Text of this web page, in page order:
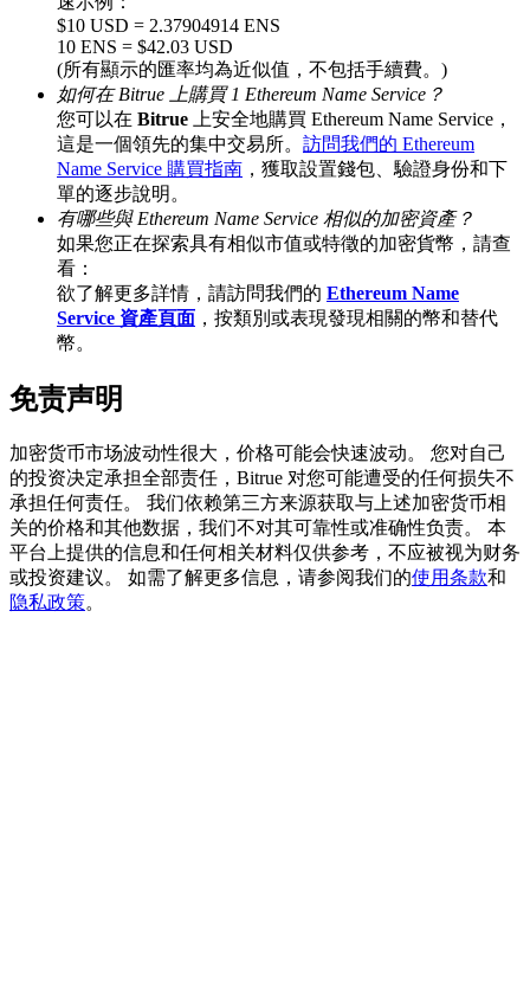
BTC 專享獎勵
充值並交易BTC瓜分 25,000 USDT 獎池！
充值CASHCAT & 赢取
瓜分 500000 CASHCAT 獎池
BitMart 用戶遷移專享
註冊&交易贏 500,000 USDT
貴金屬財富季 · 交易巔峰賽
抽獎衝榜 · 贏33,333 USDT
$10 USD = 2.37904914 ENS
10 ENS = $42.03 USD
(所有顯示的匯率均為近似值，不包括手續費。)
如何在 Bitrue 上購買 1 Ethereum Name Service？
您可以在 Bitrue 上安全地購買 Ethereum Name Service，
這是一個領先的集中交易所。 訪問我們的 Ethereum
Name Service 購買指南 ，獲取設置錢包、驗證身份和下
單的逐步說明。
有哪些與 Ethereum Name Service 相似的加密資產？
如果您正在探索具有相似市值或特徵的加密貨幣，請查
看：
欲了解更多詳情，請訪問我們的 Ethereum Name
Service 資產頁面 ，按類別或表現發現相關的幣和替代
幣。
免责声明
加密货币市场波动性很大，价格可能会快速波动。 您对自己
的投资决定承担全部责任，Bitrue 对您可能遭受的任何损失不
承担任何责任。 我们依赖第三方来源获取与上述加密货币相
关的价格和其他数据，我们不对其可靠性或准确性负责。 本
平台上提供的信息和任何相关材料仅供参考，不应被视为财务
或投资建议。 如需了解更多信息，请参阅我们的使用条款和
隐私政策。